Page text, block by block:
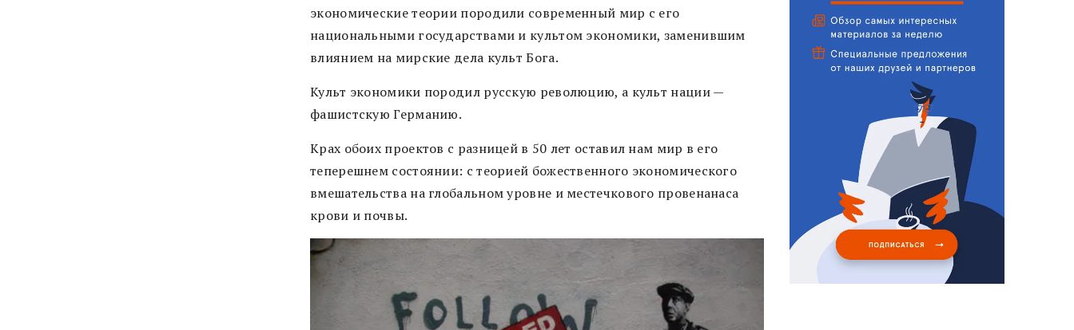
экономические теории породили современный мир с его
национальными государствами и культом экономики, заменившим
влиянием на мирские дела культ Бога.
Культ экономики породил русскую революцию, а культ нации —
фашистскую Германию.
Крах обоих проектов с разницей в 50 лет оставил нам мир в его
теперешнем состоянии: с теорией божественного экономического
вмешательства на глобальном уровне и местечкового провенанаса
крови и почвы.